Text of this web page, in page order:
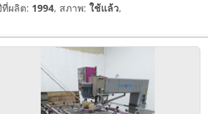
ผลิต: 1994, สภาพ: ใช้แล้ว,